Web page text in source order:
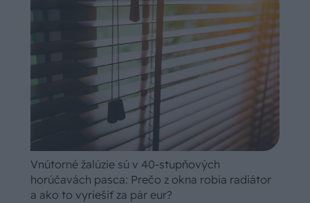
Vnútorné žalúzie sú v 40-stupňových
horúčavách pasca: Prečo z okna robia radiátor
a ako to vyriešiť za pár eur?